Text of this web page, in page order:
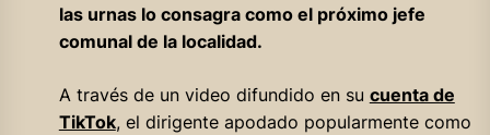
las urnas lo consagra como el próximo jefe
comunal de la localidad.
A través de un video difundido en su cuenta de
TikTok, el dirigente apodado popularmente como